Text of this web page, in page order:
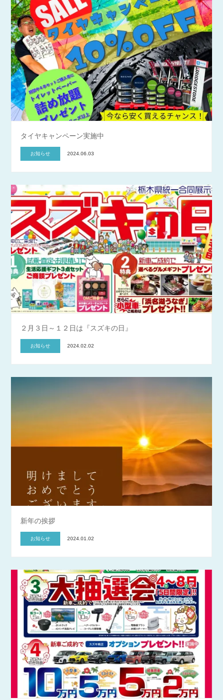
タイヤキャンペーン実施中
お知らせ 2024.06.03
２月３日～１２日は『スズキの日』
お知らせ 2024.02.02
新年の挨拶
お知らせ 2024.01.02